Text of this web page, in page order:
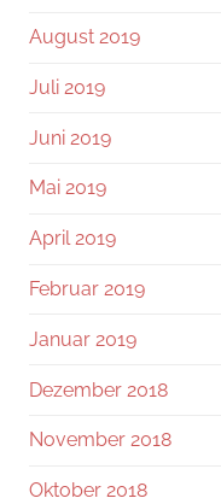
August 2019
Juli 2019
Juni 2019
Mai 2019
April 2019
Februar 2019
Januar 2019
Dezember 2018
November 2018
Oktober 2018